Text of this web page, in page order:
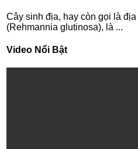
Cây sinh địa, hay còn gọi là
(Rehmannia glutinosa), là ...
Video Nổi Bật